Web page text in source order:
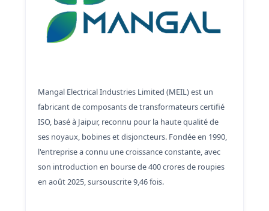
Mangal Electrical Industries Limited (MEIL) est un
fabricant de composants de transformateurs certifié
ISO, basé à Jaipur, reconnu pour la haute qualité de
ses noyaux, bobines et disjoncteurs. Fondée en 1990,
l'entreprise a connu une croissance constante, avec
son introduction en bourse de 400 crores de roupies
en août 2025, sursouscrite 9,46 fois.